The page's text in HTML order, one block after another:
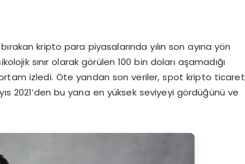
kripto para piyasalarında yılın son ayına yön
sınır olarak görülen 100 bin doları aşamadığı
izledi. Öte yandan son veriler, spot kripto ticaret
2021’den bu yana en yüksek seviyeyi gördüğünü ve